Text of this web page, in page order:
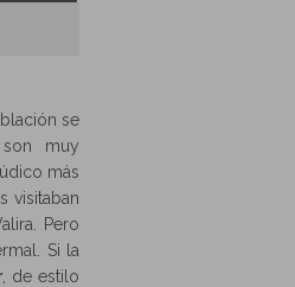
se
muy
más
visitaban
Pero
Si la
, de estilo